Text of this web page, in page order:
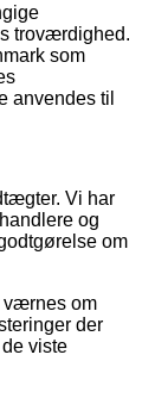
troværdighed.
som
anvendes til
Vi har
og
om
værnes om
der
viste